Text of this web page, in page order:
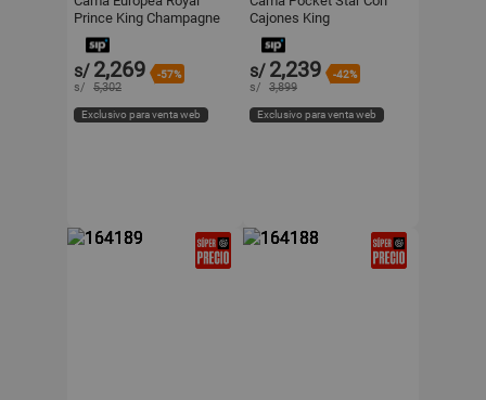
Prince King Champagne
Paraiso
s/ 2,269 -57%
s/ 5,302
Exclusivo para venta web
Cajones King
Champagne Paraiso
s/ 2,239 -42%
s/ 3,899
Exclusivo para venta web